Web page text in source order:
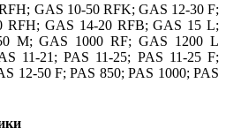
GAS 10-50 RFK; GAS 12-30 F;
RFH; GAS 14-20 RFB; GAS 15 L;
M; GAS 1000 RF; GAS 1200 L
11-21; PAS 11-25; PAS 11-25 F;
12-50 F; PAS 850; PAS 1000; PAS